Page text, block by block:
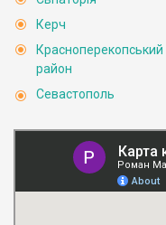
Керч
Красноперекопський
район
Севастополь